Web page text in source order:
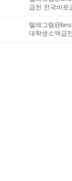
급전 전국바로
텔레그램
대학생소액급